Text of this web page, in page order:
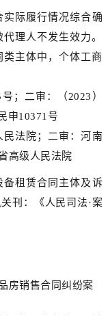
实际履行情况综合确
理人不发生效力。
主体中，个体工商
；二审：（2023）
申10371号
民法院；二审：河南
高级人民法院
备租赁合同主体及诉
刊：《人民司法·案
房销售合同纠纷案